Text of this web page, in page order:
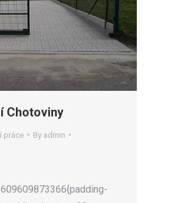
Chotoviny
práce By admin